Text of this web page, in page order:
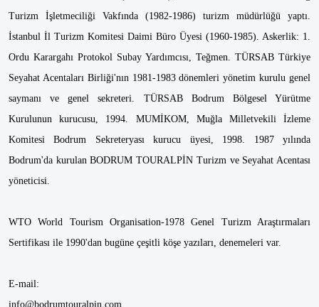
Turizm İşletmeciliği Vakfında (1982-1986) turizm müdürlüğü yaptı.
İstanbul İl Turizm Komitesi Daimi Büro Üyesi (1960-1985). Askerlik: 1.
Ordu Karargahı Protokol Subay Yardımcısı, Teğmen. TÜRSAB Türkiye
Seyahat Acentaları Birliği'nın 1981-1983 dönemleri yönetim kurulu genel
saymanı ve genel sekreteri. TÜRSAB Bodrum Bölgesel Yürütme
Kurulunun kurucusu, 1994. MUMİKOM, Muğla Milletvekili İzleme
Komitesi Bodrum Sekreteryası kurucu üyesi, 1998. 1987 yılında
Bodrum'da kurulan BODRUM TOURALPİN Turizm ve Seyahat Acentası
yöneticisi.
WTO World Tourism Organisation-1978 Genel Turizm Araştırmaları
Sertifikası ile 1990'dan bugüne çeşitli köşe yazıları, denemeleri var.
E-mail:
info@bodrumtouralpin.com